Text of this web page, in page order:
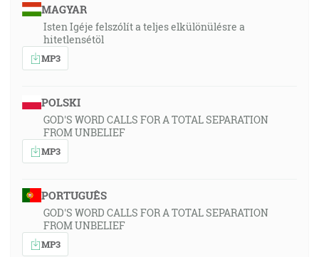
MAGYAR
Isten Igéje felszólít a teljes elkülönülésre a
hitetlensétöl
MP3
POLSKI
GOD'S WORD CALLS FOR A TOTAL SEPARATION
FROM UNBELIEF
MP3
PORTUGUÊS
GOD'S WORD CALLS FOR A TOTAL SEPARATION
FROM UNBELIEF
MP3